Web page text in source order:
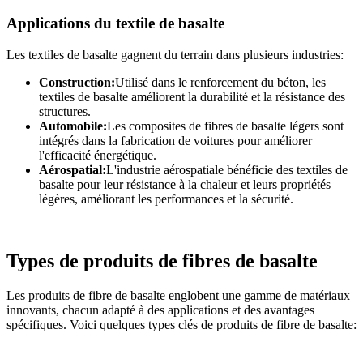
Applications du textile de basalte
Les textiles de basalte gagnent du terrain dans plusieurs industries:
Construction:Utilisé dans le renforcement du béton, les
textiles de basalte améliorent la durabilité et la résistance des
structures.
Automobile:Les composites de fibres de basalte légers sont
intégrés dans la fabrication de voitures pour améliorer
l'efficacité énergétique.
Aérospatial:L'industrie aérospatiale bénéficie des textiles de
basalte pour leur résistance à la chaleur et leurs propriétés
légères, améliorant les performances et la sécurité.
Types de produits de fibres de basalte
Les produits de fibre de basalte englobent une gamme de matériaux
innovants, chacun adapté à des applications et des avantages
spécifiques. Voici quelques types clés de produits de fibre de basalte: